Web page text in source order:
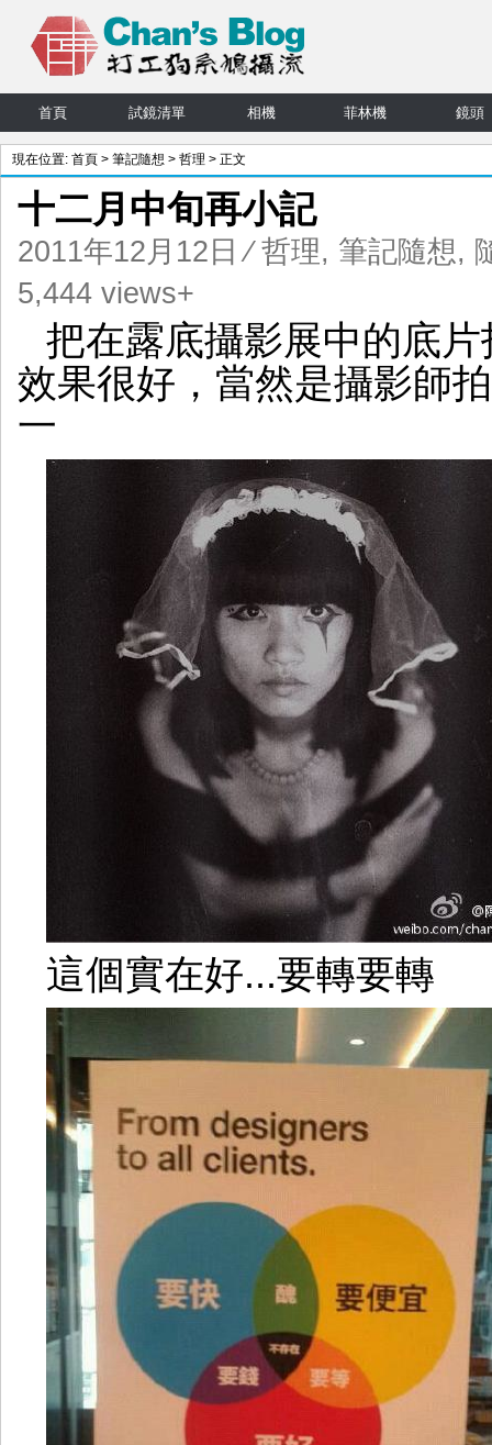
首頁 試鏡清單 相機 菲林機 鏡頭
現在位置: 首頁 > 筆記隨想 > 哲理 > 正文
十二月中旬再小記
2011年12月12日 ⁄哲理, 筆記隨想,
5,444 views+
把在露底攝影展中的底
效果很好，當然是攝影師
一
這個實在好...要轉要轉